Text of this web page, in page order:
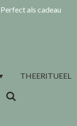
als cadeau
THEERITUEEL